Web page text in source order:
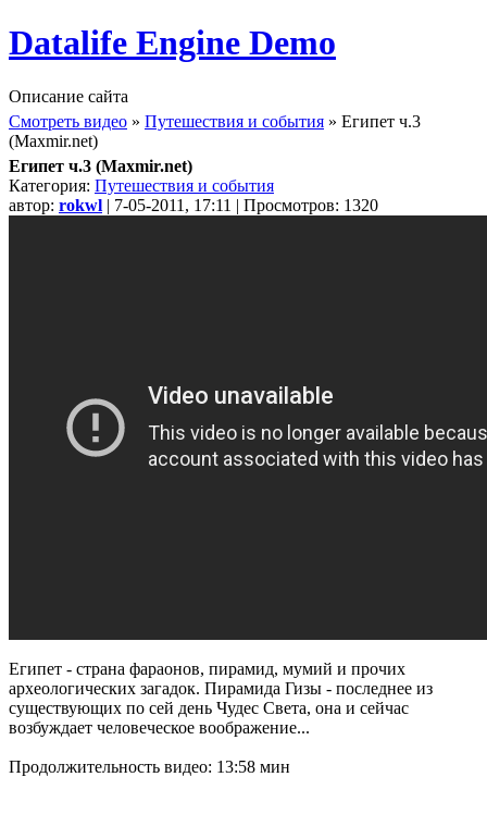
Datalife Engine Demo
Описание сайта
Смотреть видео » Путешествия и события » Египет ч.3
(Maxmir.net)
Египет ч.3 (Maxmir.net)
Категория: Путешествия и события
автор: rokwl | 7-05-2011, 17:11 | Просмотров: 1320
Египет - страна фараонов, пирамид, мумий и прочих
археологических загадок. Пирамида Гизы - последнее из
существующих по сей день Чудес Света, она и сейчас
возбуждает человеческое воображение...
Продолжительность видео: 13:58 мин